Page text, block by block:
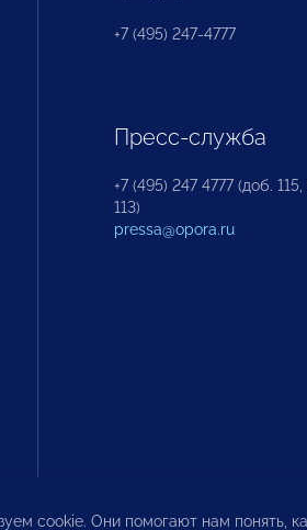
+7 (495) 247-4777
Пресс-служба
+7 (495) 247 4777 (доб. 115,
113)
pressa@opora.ru
cookie. Они помогают нам понять,